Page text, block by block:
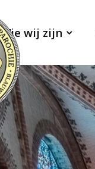
Wie wij zijn